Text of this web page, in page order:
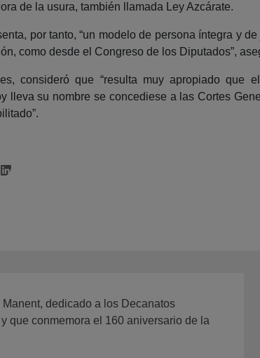
de la usura, también llamada Ley Azcárate.
por tanto, “un modelo de persona íntegra y
como desde el Congreso de los Diputados”,
consideró que “resulta muy apropiado
lleva su nombre se concediese a las Cortes
dedicado a los Decanatos
que conmemora el 160 aniversario de la